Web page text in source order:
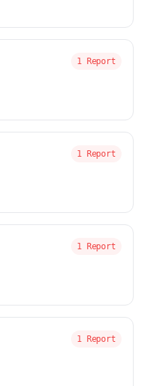
1 Report
1 Report
1 Report
1 Report